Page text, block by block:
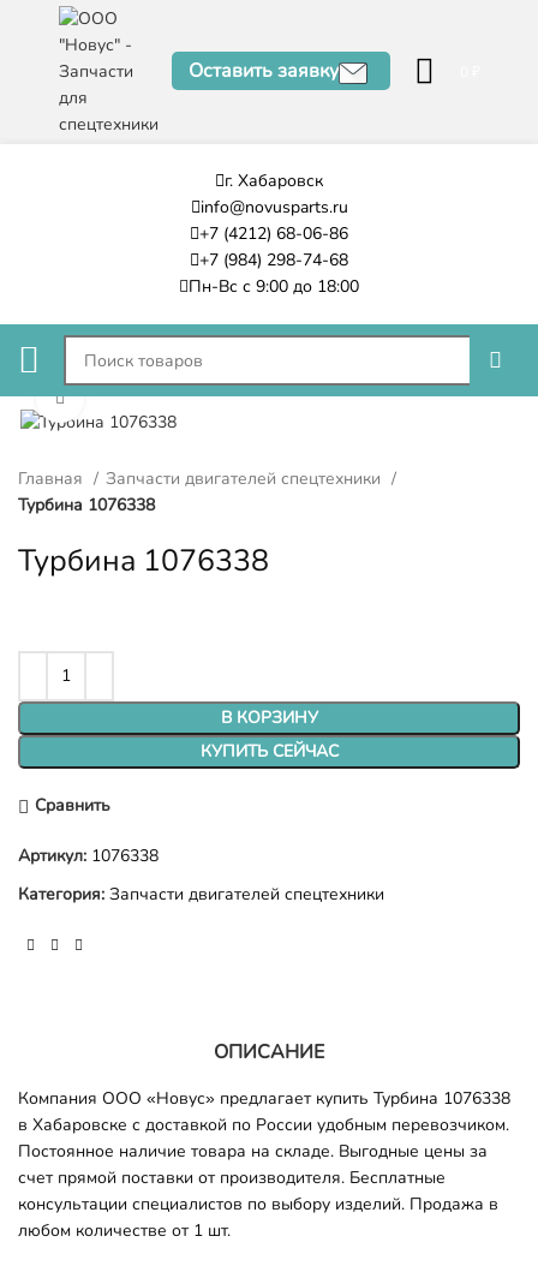
Оставить заявку
г. Хабаровск
info@novusparts.ru
+7 (4212) 68-06-86
+7 (984) 298-74-68
Пн-Вс с 9:00 до 18:00
Нажмите, чтобы увеличить
Главная
Запчасти двигателей спецтехники
Турбина 1076338
Турбина 1076338
В КОРЗИНУ
КУПИТЬ СЕЙЧАС
Сравнить
Артикул: 1076338
Категория: Запчасти двигателей спецтехники
ОПИСАНИЕ
Компания ООО «Новус» предлагает купить Турбина 1076338
в Хабаровске с доставкой по России удобным перевозчиком.
Постоянное наличие товара на складе. Выгодные цены за
счет прямой поставки от производителя. Бесплатные
консультации специалистов по выбору изделий. Продажа в
любом количестве от 1 шт.